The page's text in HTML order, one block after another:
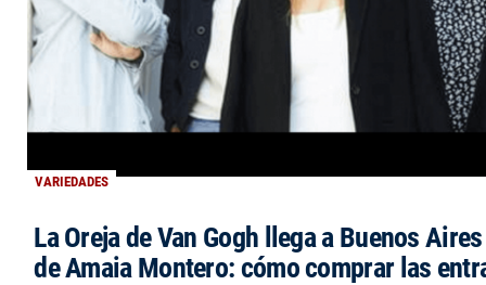
VARIEDADES
La Oreja de Van Gogh llega a Buenos
de Amaia Montero: cómo comprar las